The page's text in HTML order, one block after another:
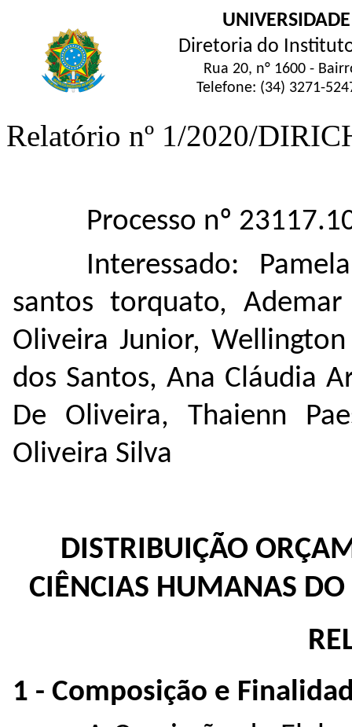
Diretoria do
Rua 20, n° 1600 -
Telefone: (34) 3271-
Relatório nº 1/2020/
Processo nº
Interessado:
santos torquato,
Oliveira Junior,
dos Santos, Ana Cláudia
De Oliveira, Thaienn
Oliveira Silva
DISTRIBUIÇÃO
CIÊNCIAS HUMANAS
1 - Composição e